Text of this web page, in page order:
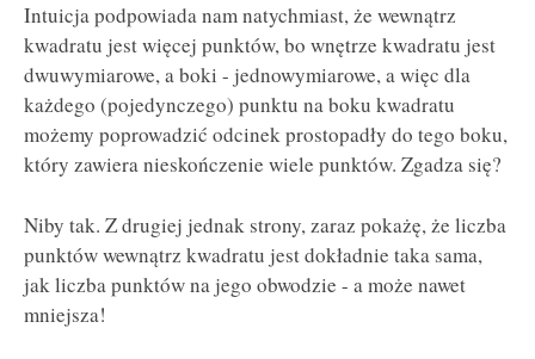
Intuicja podpowiada nam natychmiast, że wewnątrz
kwadratu jest więcej punktów, bo wnętrze kwadratu jest
dwuwymiarowe, a boki - jednowymiarowe, a więc dla
każdego (pojedynczego) punktu na boku kwadratu
możemy poprowadzić odcinek prostopadły do tego boku,
który zawiera nieskończenie wiele punktów. Zgadza się?
Niby tak. Z drugiej jednak strony, zaraz pokażę, że liczba
punktów wewnątrz kwadratu jest dokładnie taka sama,
jak liczba punktów na jego obwodzie - a może nawet
mniejsza!